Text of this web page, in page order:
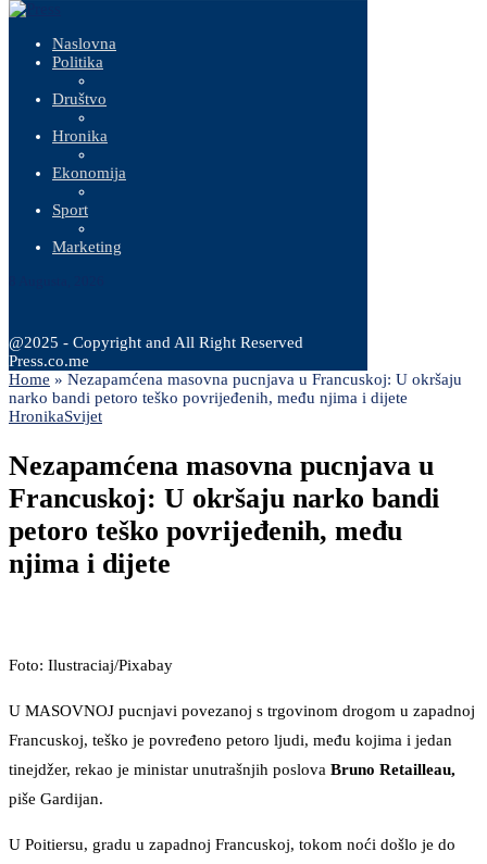
Naslovna
Politika
Društvo
Hronika
Ekonomija
Sport
Marketing
@2025 - Copyright and All Right Reserved
Press.co.me
Home » Nezapamćena masovna pucnjava u Francuskoj: U okršaju
narko bandi petoro teško povrijeđenih, među njima i dijete
HronikaSvijet
Nezapamćena masovna pucnjava u
Francuskoj: U okršaju narko bandi
petoro teško povrijeđenih, među
njima i dijete
Foto: Ilustraciaj/Pixabay
U MASOVNOJ pucnjavi povezanoj s trgovinom drogom u zapadnoj
Francuskoj, teško je povređeno petoro ljudi, među kojima i jedan
tinejdžer, rekao je ministar unutrašnjih poslova Bruno Retailleau,
piše Gardijan.
U Poitiersu, gradu u zapadnoj Francuskoj, tokom noći došlo je do